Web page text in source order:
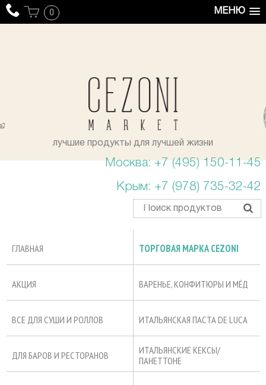
МЕНЮ
0
лучшие продукты для лучшей жизни
Москва: +7 (495) 150-11-45
Крым: +7 (978) 735-32-42
ГЛАВНАЯ ТОРГОВАЯ МАРКА CEZONI
АКЦИЯ ВАРЕНЬЕ, КОНФИТЮРЫ И МЁД
ВСЕ ДЛЯ СУШИ И РОЛЛОВ ИТАЛЬЯНСКАЯ ПАСТА DE LUCA
ДЛЯ БАРОВ И РЕСТОРАНОВ
ИТАЛЬЯНСКИЕ КЕКСЫ/
ПАНЕТТОНЕ